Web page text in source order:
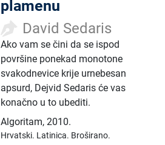
plamenu
David Sedaris
Ako vam se čini da se ispod
površine ponekad monotone
svakodnevice krije urnebesan
apsurd, Dejvid Sedaris će vas
konačno u to ubediti.
Algoritam,2010.
Hrvatski. Latinica. Broširano.